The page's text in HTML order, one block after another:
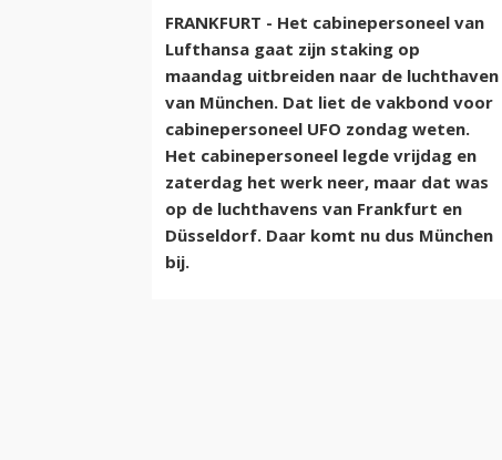
FRANKFURT - Het cabinepersoneel van
Lufthansa gaat zijn staking op
maandag uitbreiden naar de luchthaven
van München. Dat liet de vakbond voor
cabinepersoneel UFO zondag weten.
Het cabinepersoneel legde vrijdag en
zaterdag het werk neer, maar dat was
op de luchthavens van Frankfurt en
Düsseldorf. Daar komt nu dus München
bij.